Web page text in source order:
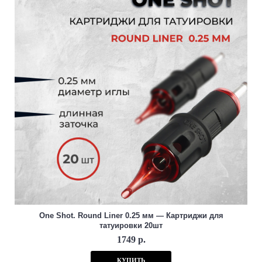
One Shot. Round Liner 0.25 мм — Картриджи для
татуировки 20шт
1749 р.
КУПИТЬ